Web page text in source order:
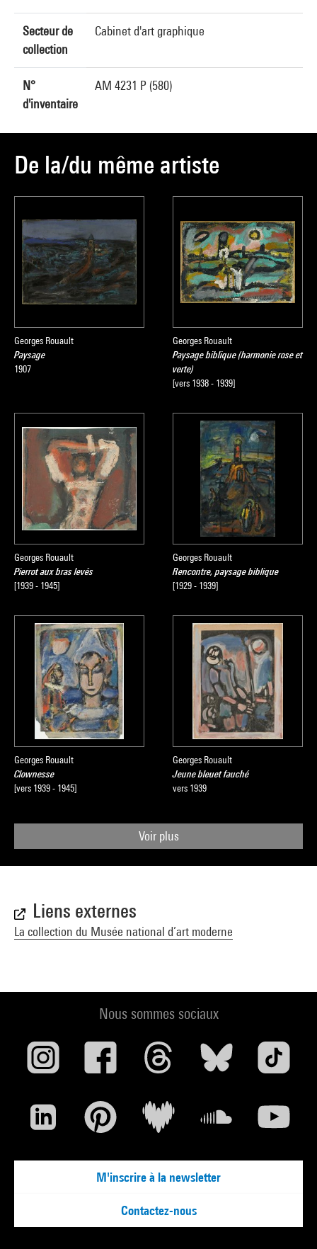
Secteur de
collection
Cabinet d'art graphique
N°
d'inventaire
AM 4231 P (580)
De la/du même artiste
Georges Rouault
Paysage
1907
Georges Rouault
Paysage biblique (harmonie rose et
verte)
[vers 1938 - 1939]
Georges Rouault
Pierrot aux bras levés
[1939 - 1945]
Georges Rouault
Rencontre, paysage biblique
[1929 - 1939]
Georges Rouault
Clownesse
[vers 1939 - 1945]
Georges Rouault
Jeune bleuet fauché
vers 1939
Voir plus
Liens externes
La collection du Musée national d’art moderne
Nous sommes sociaux
M'inscrire à la newsletter
Contactez-nous